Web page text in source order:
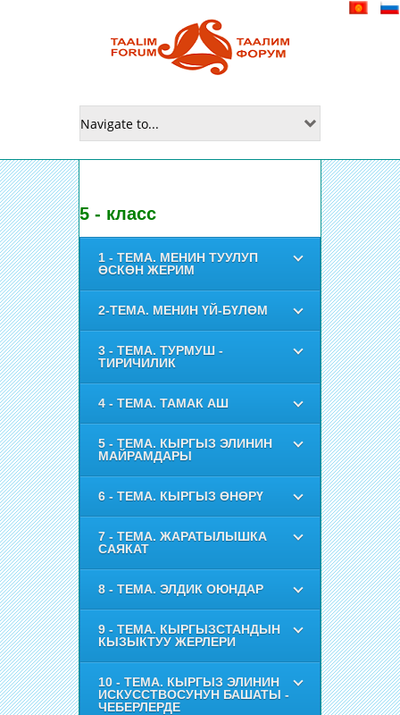
5 - класс
1 - ТЕМА. МЕНИН ТУУЛУП
ӨСКӨН ЖЕРИМ
2-ТЕМА. МЕНИН ҮЙ-БҮЛӨМ
3 - ТЕМА. ТУРМУШ -
ТИРИЧИЛИК
4 - ТЕМА. ТАМАК АШ
5 - ТЕМА. КЫРГЫЗ ЭЛИНИН
МАЙРАМДАРЫ
6 - ТЕМА. КЫРГЫЗ ӨНӨРҮ
7 - ТЕМА. ЖАРАТЫЛЫШКА
САЯКАТ
8 - ТЕМА. ЭЛДИК ОЮНДАР
9 - ТЕМА. КЫРГЫЗСТАНДЫН
КЫЗЫКТУУ ЖЕРЛЕРИ
10 - ТЕМА. КЫРГЫЗ ЭЛИНИН
ИСКУССТВОСУНУН БАШАТЫ -
ЧЕБЕРЛЕРДЕ